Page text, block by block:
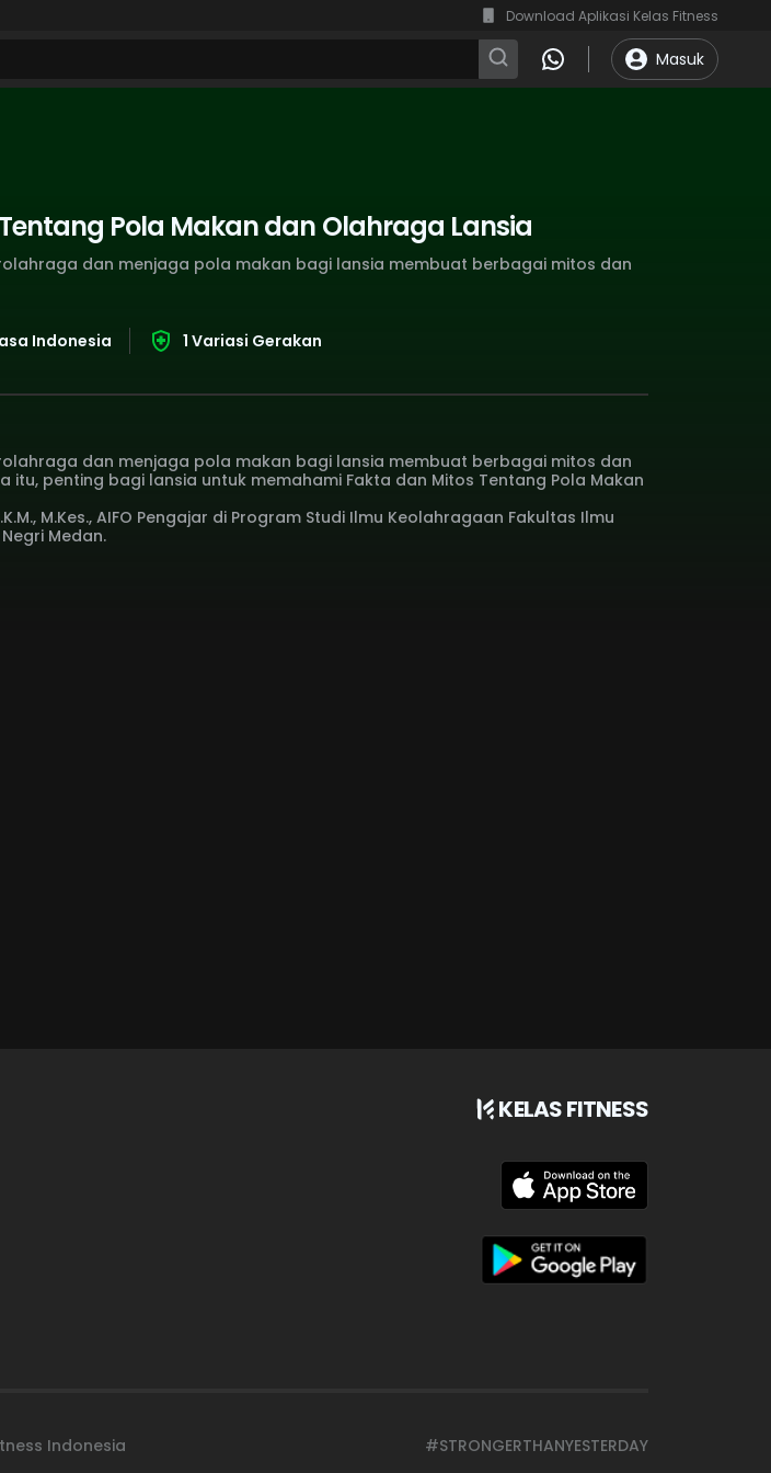
Download Aplikasi Kelas Fitness
Masuk
Pola Makan dan Olahraga Lansia
dan menjaga pola makan bagi lansia membuat berbagai mitos dan
Indonesia 1 Variasi Gerakan
dan menjaga pola makan bagi lansia membuat berbagai mitos dan
itu, penting bagi lansia untuk memahami Fakta dan Mitos Tentang Pola Makan
M.Kes., AIFO Pengajar di Program Studi Ilmu Keolahragaan Fakultas Ilmu
Medan.
KELAS FITNESS
Indonesia #STRONGERTHANYESTERDAY